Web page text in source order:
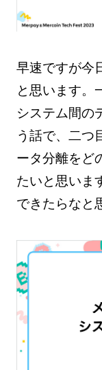
早速ですが今
と思います。
システム間の
う話で、二つ
ータ分離をど
たいと思いま
できたらなと